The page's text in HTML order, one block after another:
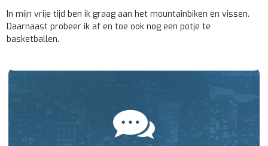
In mijn vrije tijd ben ik graag aan het mountainbiken en vissen.
Daarnaast probeer ik af en toe ook nog een potje te
basketballen.